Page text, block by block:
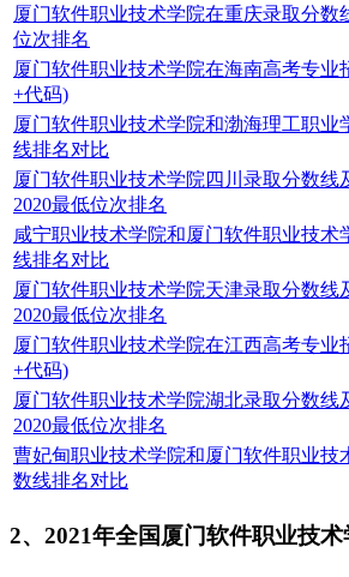
厦门软件职业技术学院在重庆录取分数
位次排名
厦门软件职业技术学院在海南高考专业
+代码)
厦门软件职业技术学院和渤海理工职业
线排名对比
厦门软件职业技术学院四川录取分数线
2020最低位次排名
咸宁职业技术学院和厦门软件职业技术
线排名对比
厦门软件职业技术学院天津录取分数线
2020最低位次排名
厦门软件职业技术学院在江西高考专业
+代码)
厦门软件职业技术学院湖北录取分数线
2020最低位次排名
曹妃甸职业技术学院和厦门软件职业技
数线排名对比
2、2021年全国厦门软件职业技